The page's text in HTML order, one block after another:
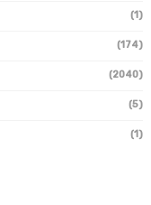
(1)
(174)
(2040)
(5)
(1)